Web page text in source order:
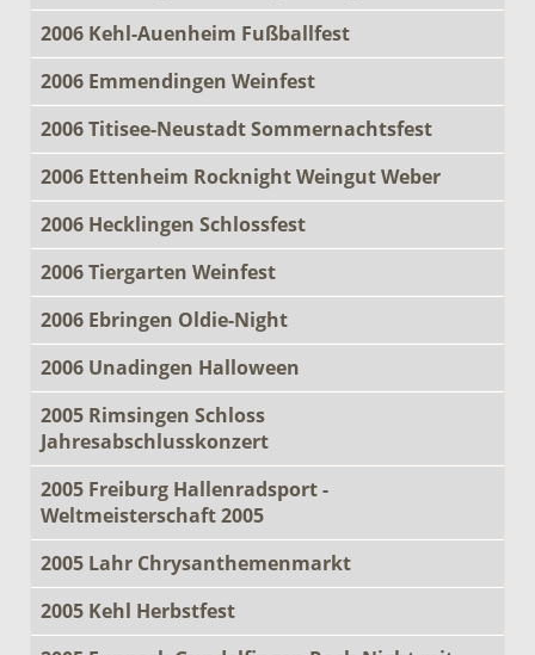
2006 Kehl-Auenheim Fußballfest
2006 Emmendingen Weinfest
2006 Titisee-Neustadt Sommernachtsfest
2006 Ettenheim Rocknight Weingut Weber
2006 Hecklingen Schlossfest
2006 Tiergarten Weinfest
2006 Ebringen Oldie-Night
2006 Unadingen Halloween
2005 Rimsingen Schloss
Jahresabschlusskonzert
2005 Freiburg Hallenradsport -
Weltmeisterschaft 2005
2005 Lahr Chrysanthemenmarkt
2005 Kehl Herbstfest